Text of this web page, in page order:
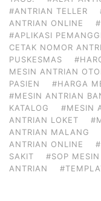
#ANTRIAN TELLER
ANTRIAN ONLINE
#APLIKASI
CETAK NOMOR
PUSKESMAS
MESIN ANTRIAN
PASIEN
#HARGA
#MESIN ANTRIAN
KATALOG
#MESIN
ANTRIAN LOKET
ANTRIAN MALANG
ANTRIAN ONLINE
SAKIT
#SOP
ANTRIAN